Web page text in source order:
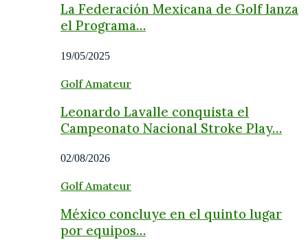
La Federación Mexicana de Golf lanza
el Programa…
19/05/2025
Golf Amateur
Leonardo Lavalle conquista el
Campeonato Nacional Stroke Play…
02/08/2026
Golf Amateur
México concluye en el quinto lugar
por equipos…